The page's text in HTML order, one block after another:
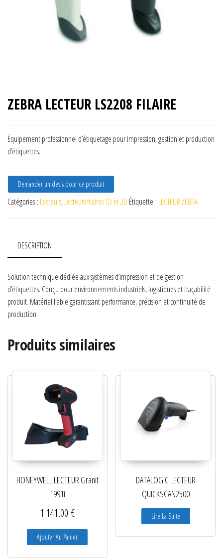
ZEBRA LECTEUR LS2208 FILAIRE
Équipement professionnel d’étiquetage pour impression, gestion et production
d’étiquettes.
Demander un devis pour ce produit
Catégories : Lecteurs,Lecteurs filaires 1D et 2D Étiquette : LECTEUR ZEBRA
DESCRIPTION
Solution technique dédiée aux systèmes d’impression et de gestion
d’étiquettes. Conçu pour environnements industriels, logistiques et traçabilité
produit. Matériel fiable garantissant performance, précision et continuité de
production.
Produits similaires
HONEYWELL LECTEUR Granit
1991i
1 141,00 €
Ajouter Au Panier
DATALOGIC LECTEUR
QUICKSCAN2500
Lire La Suite